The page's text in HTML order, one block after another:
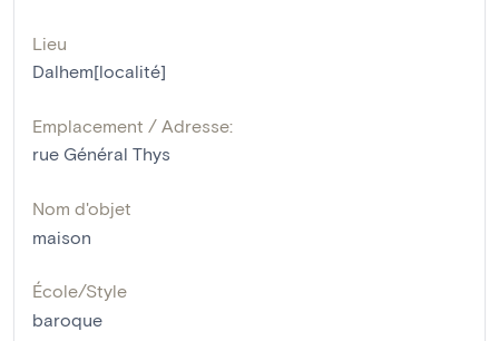
Lieu
Dalhem[localité]
Emplacement / Adresse:
rue Général Thys
Nom d'objet
maison
École/Style
baroque